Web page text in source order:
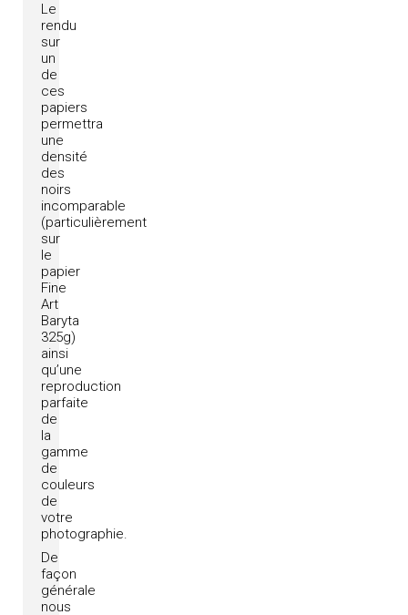
Le
rendu
sur
un
de
ces
papiers
permettra
une
densité
des
noirs
incomparable
(particulièrement
sur
le
papier
Fine
Art
Baryta
325g)
ainsi
qu’une
reproduction
parfaite
de
la
gamme
de
couleurs
de
votre
photographie.
De
façon
générale
nous